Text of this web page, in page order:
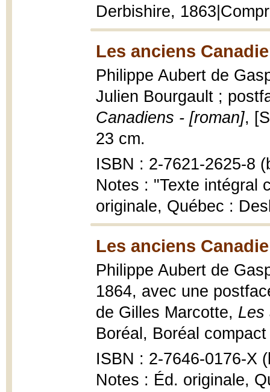
Derbishire,
Les anciens
Philippe Aubert de
Julien Bourgault ;
Canadiens - [roman],
23 cm.
ISBN : 2-7621-2625-8
Notes : "Texte intégral
originale, Québec :
Les anciens
Philippe Aubert de
1864, avec une
de Gilles Marcotte, Les
Boréal, Boréal
ISBN : 2-7646-0176-X
Notes : Éd. originale,